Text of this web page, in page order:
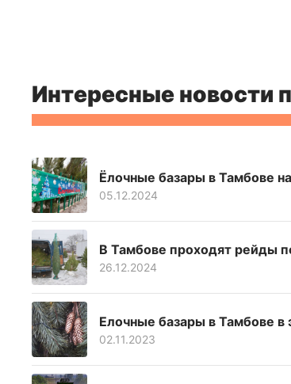
Интересные новости
Ёлочные базары в Тамбове
05.12.2024
В Тамбове проходят рейды
26.12.2024
Елочные базары в Тамбове
02.11.2023